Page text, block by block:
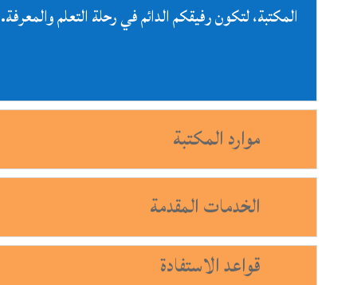
المكتبة، لتكون رفيقكم الدائم في رحلة التعلم والمعرفة.
موارد المكتبة
الخدمات المقدمة
قواعد الاستفادة